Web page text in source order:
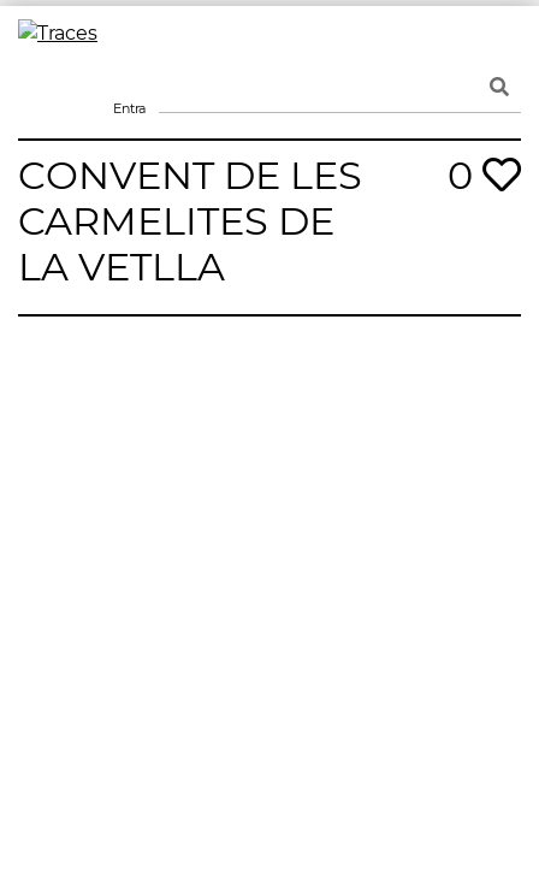
Skip
Entra
CONVENT DE LES
CARMELITES DE
LA VETLLA
0